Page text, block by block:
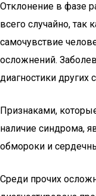
Отклонение в фазе
всего случайно, так
самочувствие
осложнений.
диагностики других
Признаками,
наличие синдрома,
обмороки и
Среди прочих